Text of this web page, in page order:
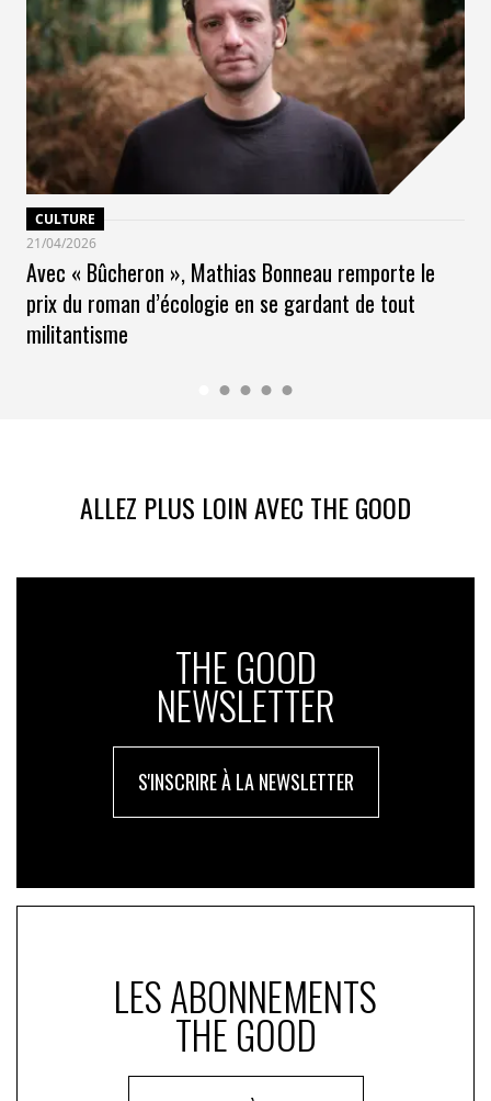
CULTURE
21/04/2026
Avec « Bûcheron », Mathias Bonneau remporte le
prix du roman d’écologie en se gardant de tout
militantisme
ALLEZ PLUS LOIN AVEC THE GOOD
THE GOOD
NEWSLETTER
S'INSCRIRE À LA NEWSLETTER
LES ABONNEMENTS
THE GOOD